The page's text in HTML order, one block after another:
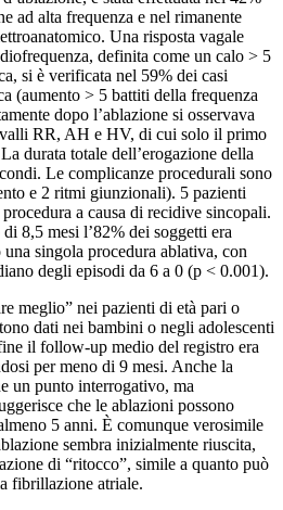
ad alta frequenza e nel rimanente
Una risposta vagale
definita come un calo > 5
si è verificata nel 59% dei casi
(aumento > 5 battiti della frequenza
dopo l’ablazione si osservava
RR, AH e HV, di cui solo il primo
durata totale dell’erogazione della
Le complicanze procedurali sono
e 2 ritmi giunzionali). 5 pazienti
a causa di recidive sincopali.
8,5 mesi l’82% dei soggetti era
singola procedura ablativa, con
degli episodi da 6 a 0 (p < 0.001).
meglio” nei pazienti di età pari o
dati nei bambini o negli adolescenti
il follow-up medio del registro era
per meno di 9 mesi. Anche la
un punto interrogativo, ma
che le ablazioni possono
5 anni. È comunque verosimile
sembra inizialmente riuscita,
di “ritocco”, simile a quanto può
fibrillazione atriale.